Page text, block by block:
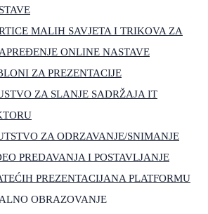
MALIH SAVJETA I TRIKOVA ZA
ONLINE NASTAVE
ZA PREZENTACIJE
ZA SLANJE SADRŽAJA IT
ZA ODRZAVANJE/SNIMANJE
PREDAVANJA I POSTAVLJANJE
PREZENTACIJANA PLATFORMU
OBRAZOVANJE